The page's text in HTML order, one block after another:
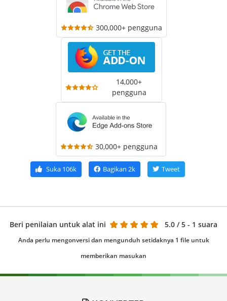
300,000+ pengguna
14,000+
pengguna
30,000+ pengguna
Suka106k Bagikan 2k Tweet
Beri penilaian untuk alat ini 5.0 / 5 - 1 suara
Anda perlu mengonversi dan mengunduh setidaknya 1 file untuk
memberikan masukan